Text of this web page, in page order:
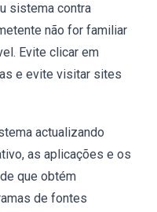
sistema contra
não for familiar
Evite clicar em
e evite visitar sites
actualizando
as aplicações e os
que obtém
de fontes